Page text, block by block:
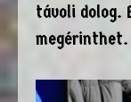
távoli dolog.
megérinthet.